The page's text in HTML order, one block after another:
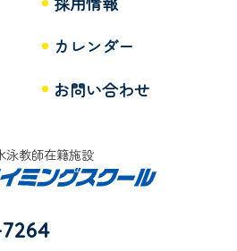
カレンダー
お問い合わせ
泳教師在籍施設